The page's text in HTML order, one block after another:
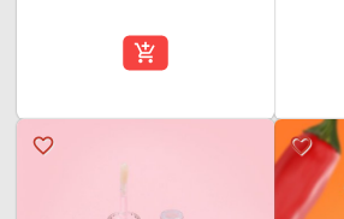
add_shopping_cart
favorite_border
favorite_border